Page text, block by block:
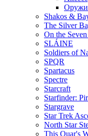
Shakos &
The Silver
On the Seven
SLÁINE
Soldiers of
SPQR
Spartacus
Spectre
Starcraft
Starfinder:
Stargrave
Star Trek
North Star
This Quar's